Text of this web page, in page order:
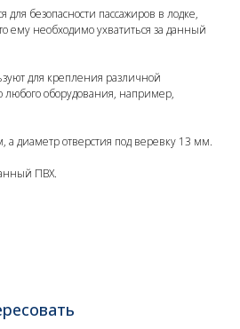
безопасности пассажиров в лодке,
ему необходимо ухватиться за данный
для крепления различной
любого оборудования, например,
а диаметр отверстия под веревку 13 мм.
ПВХ.